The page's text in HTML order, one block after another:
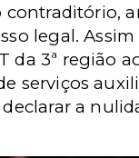
legal.
da 3ª região
serviços
a